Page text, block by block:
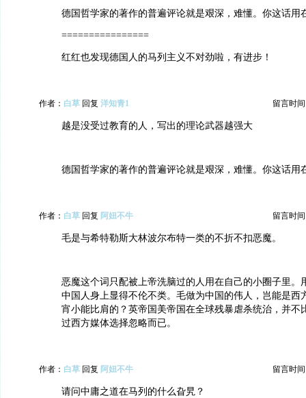
德国哲学家的著作的普遍评论就是艰深，难懂。你这话用
================
红红也发现德国人的马列主义不对劲啦，有进步！
作者： 白草 回复 洋知青1 留言时间
越是没受过教育的人，写出的理论武器越强大
德国哲学家的著作的普遍评论就是艰深，难懂。你这话用
作者： 白草 回复 阿妞不牛 留言时间
毛是与希特勒斯大林波尔布特一类的不折不扣恶魔。
恶魔这个词只配被上帝洗脑过的人用在自己的小圈子里。
中国人身上显得不伦不类。毛做为中国的伟人，岂能是西
宵小能比肩的？英帝国美帝国在全球残暴虐杀统治，并不
过西方媒体选择忽略而已。
作者： 白草 回复 阿妞不牛 留言时间
请问中庸之道在马列的什么旮旯？